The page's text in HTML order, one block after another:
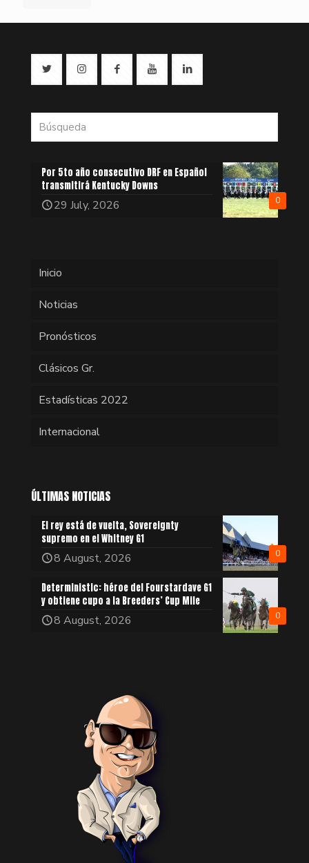
0
Por 5to año consecutivo DRF en Español
transmitirá Kentucky Downs
29 July, 2026
Inicio
Noticias
Pronósticos
Clásicos Gr.
Estadísticas 2022
Internacional
ÚLTIMAS NOTICIAS
0
El rey está de vuelta, Sovereignty
supremo en el Whitney G1
8 August, 2026
0
Deterministic: héroe del Fourstardave G1
y obtiene cupo a la Breeders’ Cup Mile
8 August, 2026